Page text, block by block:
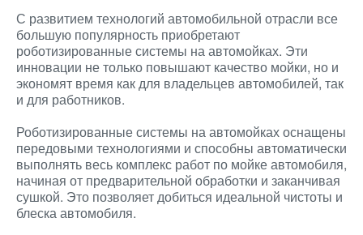
С развитием технологий автомобильной отрасли все
большую популярность приобретают
роботизированные системы на автомойках. Эти
инновации не только повышают качество мойки, но и
экономят время как для владельцев автомобилей, так
и для работников.
Роботизированные системы на автомойках оснащены
передовыми технологиями и способны автоматически
выполнять весь комплекс работ по мойке автомобиля,
начиная от предварительной обработки и заканчивая
сушкой. Это позволяет добиться идеальной чистоты и
блеска автомобиля.